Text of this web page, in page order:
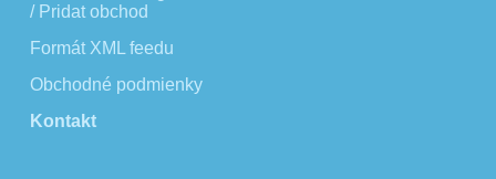
/ Pridat obchod
Formát XML feedu
Obchodné podmienky
Kontakt